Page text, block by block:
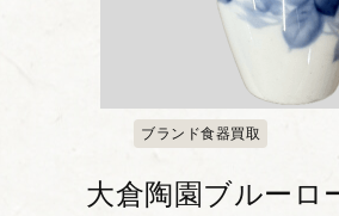
ブランド食器買取
大倉陶園ブルーロ